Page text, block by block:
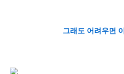
그래도 어려우면